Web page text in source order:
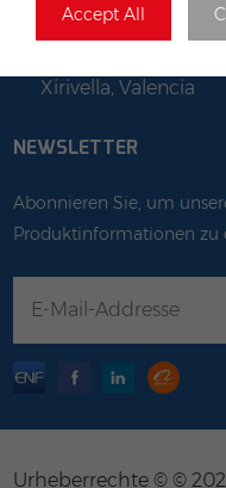
Accept All
Email :
Xirivella, Valencia
NEWSLETTER
Abonnieren Sie, um
Produktinformationen zu
Urheberrechte © ©